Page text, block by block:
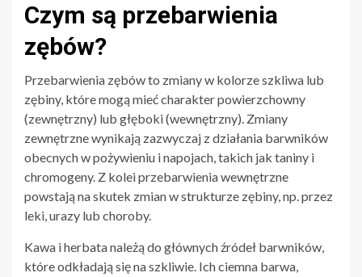
Czym są przebarwienia
zębów?
Przebarwienia zębów to zmiany w kolorze szkliwa lub
zębiny, które mogą mieć charakter powierzchowny
(zewnętrzny) lub głęboki (wewnętrzny). Zmiany
zewnętrzne wynikają zazwyczaj z działania barwników
obecnych w pożywieniu i napojach, takich jak taniny i
chromogeny. Z kolei przebarwienia wewnętrzne
powstają na skutek zmian w strukturze zębiny, np. przez
leki, urazy lub choroby.
Kawa i herbata należą do głównych źródeł barwników,
które odkładają się na szkliwie. Ich ciemna barwa,